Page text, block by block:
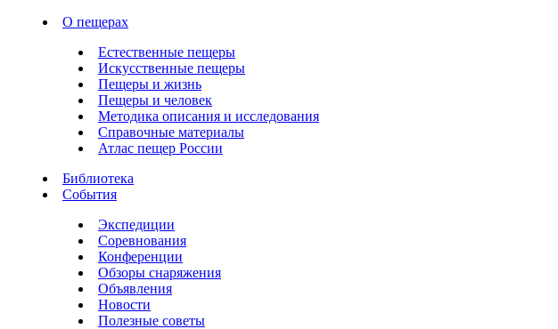
О пещерах
Естественные пещеры
Искусственные пещеры
Пещеры и жизнь
Пещеры и человек
Методика описания и исследования
Справочные материалы
Атлас пещер России
Библиотека
События
Экспедиции
Соревнования
Конференции
Обзоры снаряжения
Объявления
Новости
Полезные советы